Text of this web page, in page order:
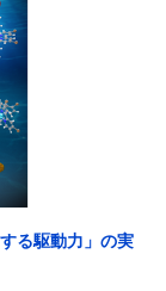
る駆動力」の実